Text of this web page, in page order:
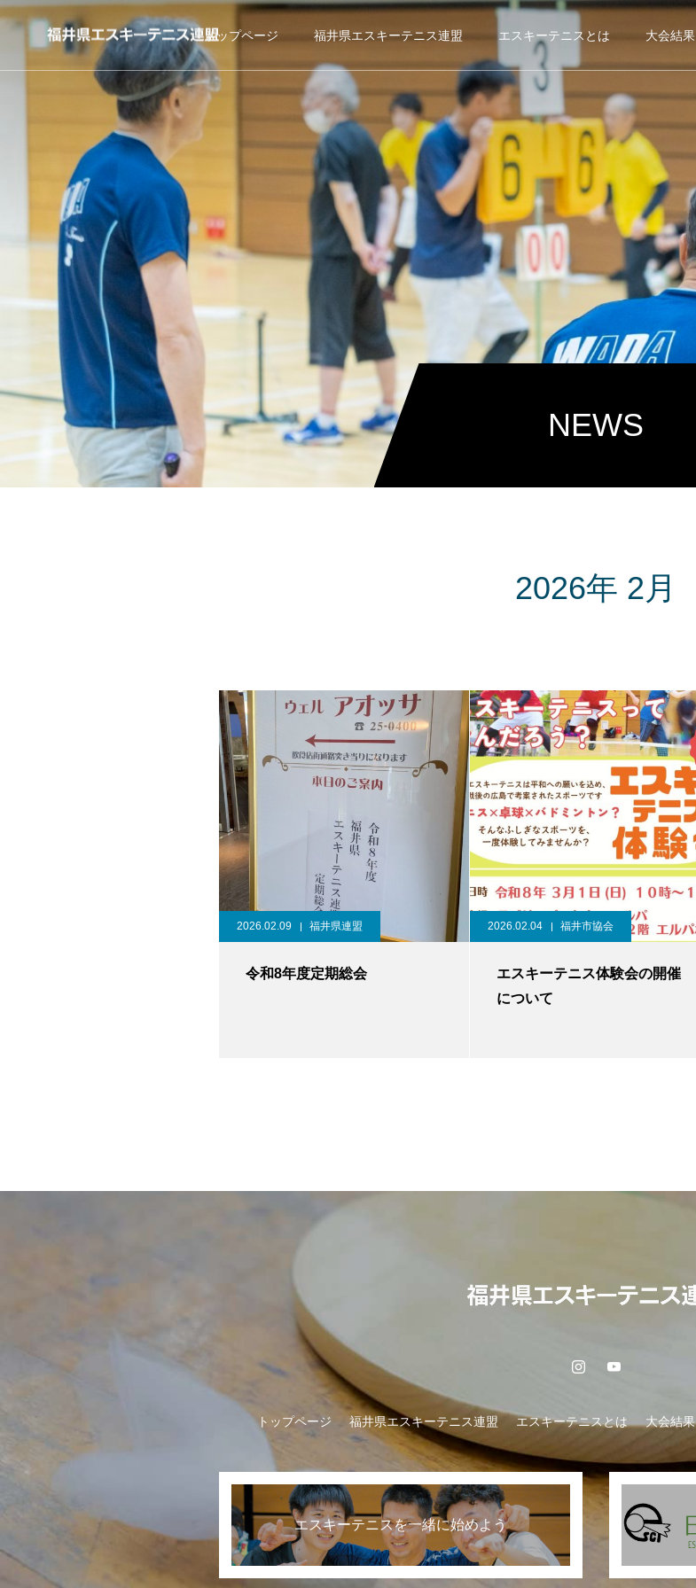
トップページ 福井県エスキーテニス連盟 エスキーテニスとは 大会結果
NEWS
2026年 2月
2026.02.09 福井県連盟
令和8年度定期総会
2026.02.04 福井市協会
エスキーテニス体験会の開催
について
トップページ 福井県エスキーテニス連盟 エスキーテニスとは 大会結果
エスキーテニスを一緒に始めよう